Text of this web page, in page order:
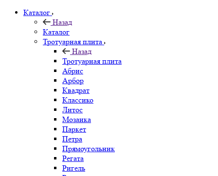
Каталог
Назад
Каталог
Тротуарная плита
Назад
Тротуарная плита
Абрис
Арбор
Квадрат
Классико
Литос
Мозаика
Паркет
Петра
Прямоугольник
Регата
Ригель